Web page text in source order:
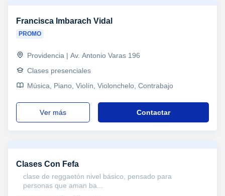
Francisca Imbarach Vidal
PROMO
Providencia | Av. Antonio Varas 196
Clases presenciales
Música, Piano, Violín, Violonchelo, Contrabajo
ver más Contactar
Clases Con Fefa
clase de reggaetón nivel básico, pensado para
personas que aman ba...